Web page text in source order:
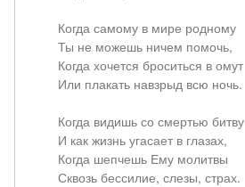
Когда самому в мире родному
Ты не можешь ничем помочь,
Когда хочется броситься в омут
Или плакать навзрыд всю ночь.
Когда видишь со смертью битву
И как жизнь угасает в глазах,
Когда шепчешь Ему молитвы
Сквозь бессилие, слезы, страх.